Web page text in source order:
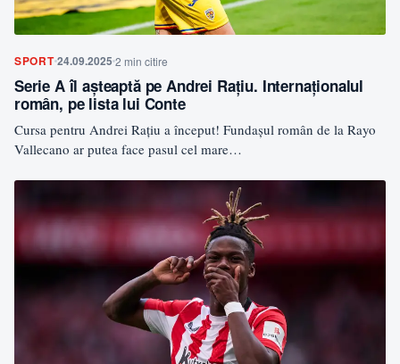
SPORT24.09.2025 2 min citire
Serie A îl așteaptă pe Andrei Rațiu. Internaționalul
român, pe lista lui Conte
Cursa pentru Andrei Rațiu a început! Fundașul român de la Rayo
Vallecano ar putea face pasul cel mare…